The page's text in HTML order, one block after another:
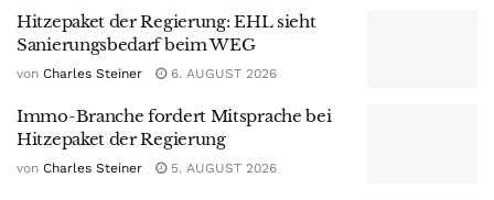
Hitzepaket der Regierung: EHL sieht
Sanierungsbedarf beim WEG
von Charles Steiner 6. AUGUST 2026
Immo-Branche fordert Mitsprache bei
Hitzepaket der Regierung
von Charles Steiner 5. AUGUST 2026